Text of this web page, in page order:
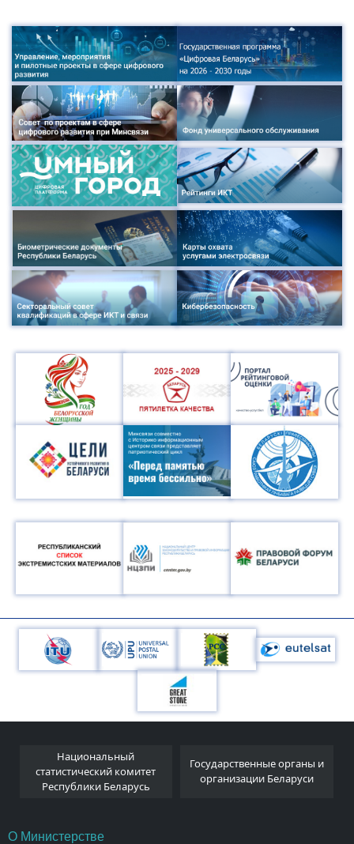
Национальный
статистический комитет
Республики Беларусь
Государственные органы и
организации Беларуси
О Министерстве